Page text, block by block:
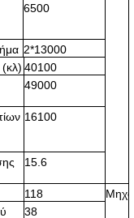
6500
2*13000
(κλ) 40100
49000
16100
15.6
118
38